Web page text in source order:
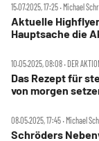
15.07.2025, 17:25 ‧ Michael
Aktuelle
Hauptsache die
10.05.2025, 08:08 ‧ DER
Das Rezept für
von morgen
08.05.2025, 17:45 ‧ Michael
Schröders